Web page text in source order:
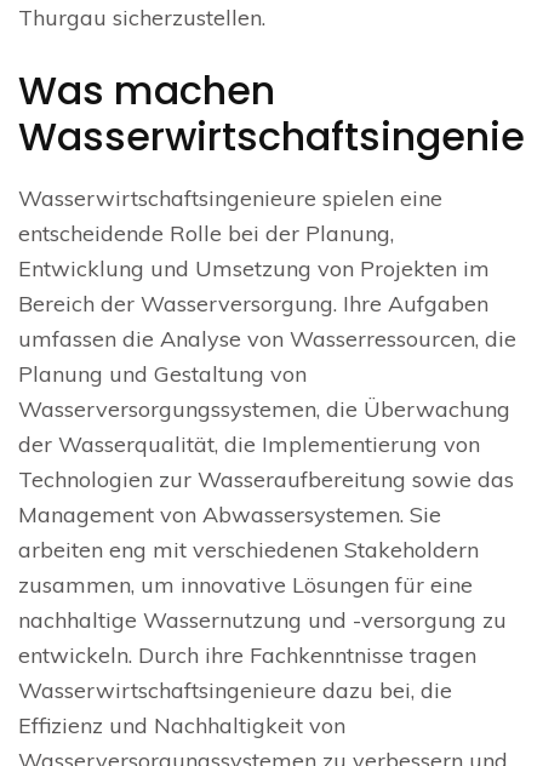
Thurgau sicherzustellen.
Was machen
Wasserwirtschaftsingenieure spielen eine
entscheidende Rolle bei der Planung,
Entwicklung und Umsetzung von Projekten im
Bereich der Wasserversorgung. Ihre Aufgaben
umfassen die Analyse von Wasserressourcen, die
Planung und Gestaltung von
Wasserversorgungssystemen, die Überwachung
der Wasserqualität, die Implementierung von
Technologien zur Wasseraufbereitung sowie das
Management von Abwassersystemen. Sie
arbeiten eng mit verschiedenen Stakeholdern
zusammen, um innovative Lösungen für eine
nachhaltige Wassernutzung und -versorgung zu
entwickeln. Durch ihre Fachkenntnisse tragen
Wasserwirtschaftsingenieure dazu bei, die
Effizienz und Nachhaltigkeit von
Wasserversorgungssystemen zu verbessern und